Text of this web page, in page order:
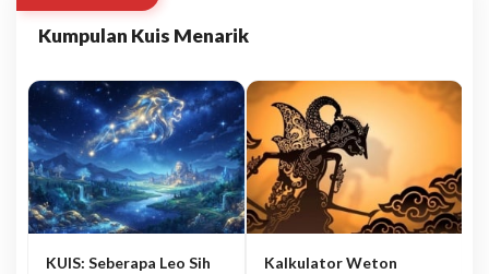
Kumpulan Kuis Menarik
KUIS: Seberapa Leo Sih Kalkulator Weton